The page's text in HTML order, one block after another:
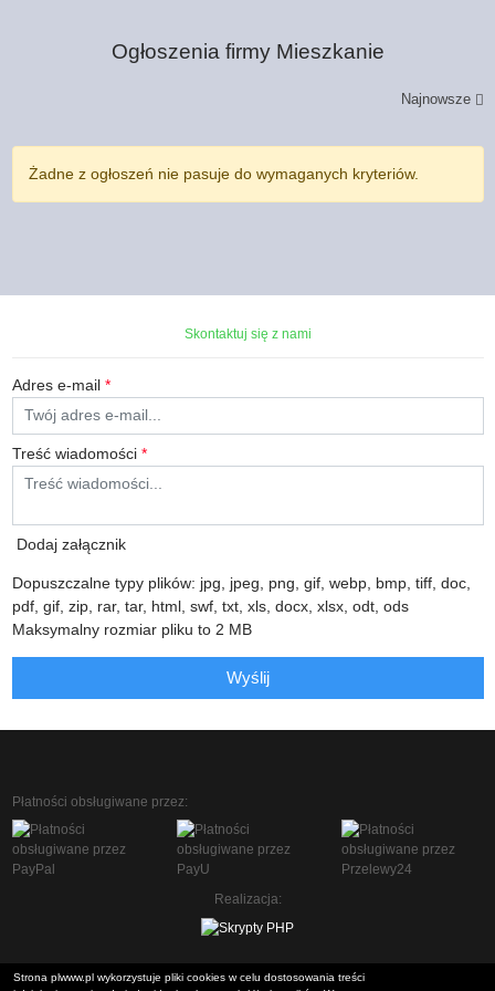
Ogłoszenia firmy Mieszkanie
Najnowsze
Żadne z ogłoszeń nie pasuje do wymaganych kryteriów.
Skontaktuj się z nami
Adres e-mail *
Treść wiadomości *
Dodaj załącznik
Dopuszczalne typy plików: jpg, jpeg, png, gif, webp, bmp, tiff, doc,
pdf, gif, zip, rar, tar, html, swf, txt, xls, docx, xlsx, odt, ods
Maksymalny rozmiar pliku to 2 MB
Wyślij
Płatności obsługiwane przez:
Realizacja:
Strona plwww.pl wykorzystuje pliki cookies w celu dostosowania treści